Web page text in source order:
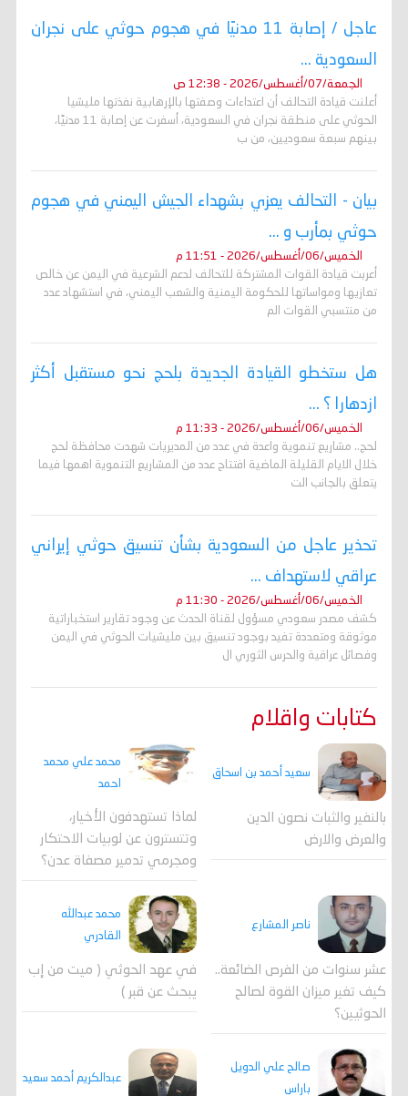
عاجل / إصابة 11 مدنيًا في هجوم حوثي على نجران
السعودية ...
الجمعة/07/أغسطس/2026 - 12:38 ص
أعلنت قيادة التحالف أن اعتداءات وصفتها بالإرهابية نفذتها مليشيا
الحوثي على منطقة نجران في السعودية، أسفرت عن إصابة 11 مدنيًا،
بينهم سبعة سعوديين، من ب
بيان - التحالف يعزي بشهداء الجيش اليمني في هجوم
حوثي بمأرب و ...
الخميس/06/أغسطس/2026 - 11:51 م
أعربت قيادة القوات المشتركة للتحالف لدعم الشرعية في اليمن عن خالص
تعازيها ومواساتها للحكومة اليمنية والشعب اليمني، في استشهاد عدد
من منتسبي القوات الم
هل ستخطو القيادة الجديدة بلحج نحو مستقبل أكثر
ازدهارا ؟ ...
الخميس/06/أغسطس/2026 - 11:33 م
لحج.. مشاريع تنموية واعدة في عدد من المديريات شهدت محافظة لحج
خلال الايام القليلة الماضية افتتاح عدد من المشاريع التنموية اهمها فيما
يتعلق بالجانب الت
تحذير عاجل من السعودية بشأن تنسيق حوثي إيراني
عراقي لاستهداف ...
الخميس/06/أغسطس/2026 - 11:30 م
كشف مصدر سعودي مسؤول لقناة الحدث عن وجود تقارير استخباراتية
موثوقة ومتعددة تفيد بوجود تنسيق بين مليشيات الحوثي في اليمن
وفصائل عراقية والحرس الثوري ال
كتابات واقلام
سعيد أحمد بن اسحاق
بالنفير والثبات نصون الدين
والعرض والارض
محمد علي محمد
احمد
لماذا تستهدفون الأخيار،
وتتسترون عن لوبيات الاحتكار
ومجرمي تدمير مصفاة عدن؟
ناصر المشارع
عشر سنوات من الفرص الضائعة..
كيف تغير ميزان القوة لصالح
الحوثيين؟
محمد عبدالله
القادري
في عهد الحوثي ( ميت من إب
يبحث عن قبر )
صالح علي الدويل
باراس
عبدالكريم أحمد سعيد